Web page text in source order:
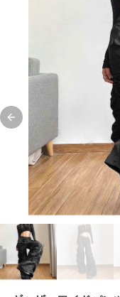
Previous slide